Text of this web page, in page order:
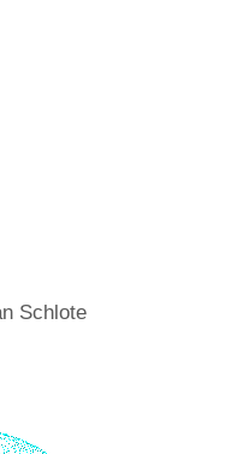
Schlote